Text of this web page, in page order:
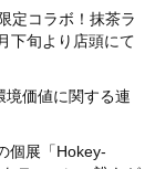
定コラボ！抹茶ラ
下旬より店頭にて
境価値に関する連
個展「Hokey-